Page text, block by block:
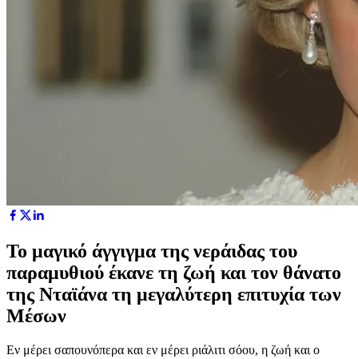
Το μαγικό άγγιγμα της νεράιδας του
παραμυθιού έκανε τη ζωή και τον θάνατο
της Νταϊάνα τη μεγαλύτερη επιτυχία των
Μέσων
Εν μέρει σαπουνόπερα και εν μέρει ριάλιτι σόου, η ζωή και ο